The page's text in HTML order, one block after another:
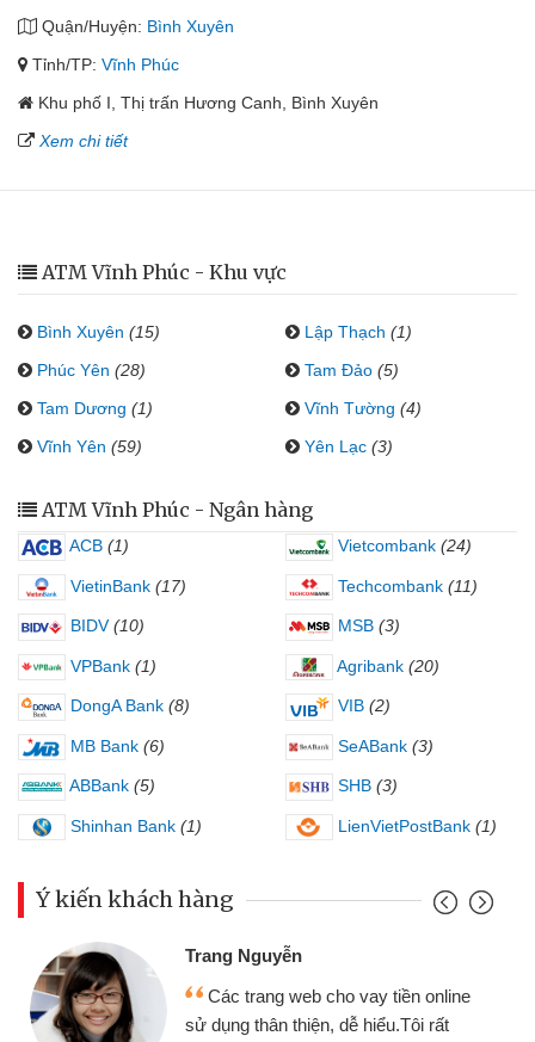
Quận/Huyện: Bình Xuyên
Tỉnh/TP: Vĩnh Phúc
Khu phố I, Thị trấn Hương Canh, Bình Xuyên
Xem chi tiết
ATM Vĩnh Phúc - Khu vực
Bình Xuyên (15) Lập Thạch (1)
Phúc Yên (28) Tam Đảo (5)
Tam Dương (1) Vĩnh Tường (4)
Vĩnh Yên (59) Yên Lạc (3)
ATM Vĩnh Phúc - Ngân hàng
ACB (1) Vietcombank (24)
VietinBank (17) Techcombank (11)
BIDV (10) MSB (3)
VPBank (1) Agribank (20)
DongA Bank (8) VIB (2)
MB Bank (6) SeABank (3)
ABBank (5) SHB (3)
Shinhan Bank (1) LienVietPostBank (1)
Ý kiến khách hàng
Trang Nguyễn
Các trang web cho vay tiền online
sử dụng thân thiện, dễ hiểu.Tôi rất